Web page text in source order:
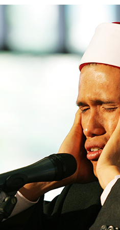
معاملات مالى
خانواده مسلمان
اذکار و دعاها
لباس